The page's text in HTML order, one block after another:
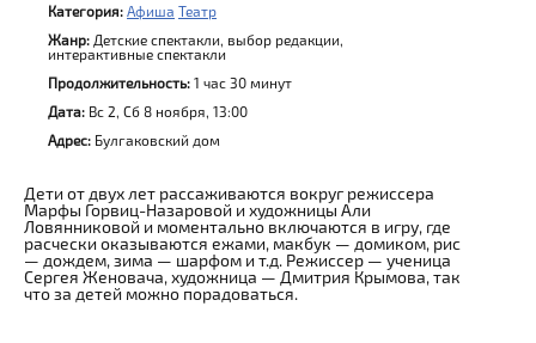
Категория: Афиша Театр
Жанр: Детские спектакли, выбор редакции,
интерактивные спектакли
Продолжительность: 1 час 30 минут
Дата: Вс 2, Сб 8 ноября, 13:00
Адрес: Булгаковский дом
Дети от двух лет рассаживаются вокруг режиссера
Марфы Горвиц-Назаровой и художницы Али
Ловянниковой и моментально включаются в игру, где
расчески оказываются ежами, макбук — домиком, рис
— дождем, зима — шарфом и т.д. Режиссер — ученица
Сергея Женовача, художница — Дмитрия Крымова, так
что за детей можно порадоваться.